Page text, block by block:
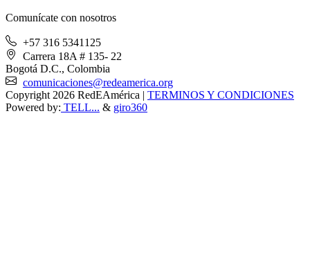
Comunícate con nosotros
+57 316 5341125
Carrera 18A # 135- 22
Bogotá D.C., Colombia
comunicaciones@redeamerica.org
Copyright 2026 RedEAmérica | TERMINOS Y CONDICIONES
Powered by: TELL... & giro360